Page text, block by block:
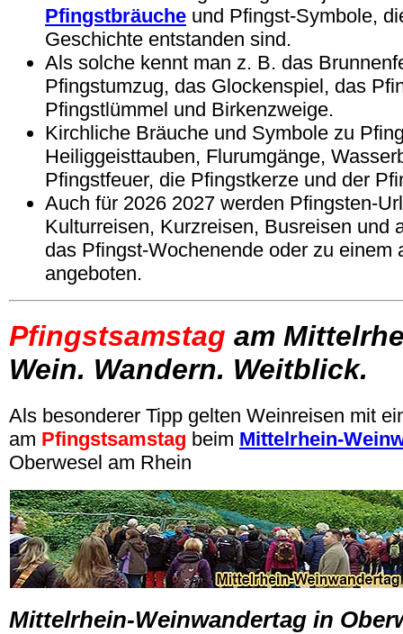
Pfingstbräuche und Pfingst-Symbole,
Geschichte entstanden sind.
Als solche kennt man z. B. das
Pfingstumzug, das Glockenspiel, das
Pfingstlümmel und Birkenzweige.
Kirchliche Bräuche und Symbole zu
Heiliggeisttauben, Flurumgänge,
Pfingstfeuer, die Pfingstkerze und der
Auch für 2026 2027 werden Pfingsten-
Kulturreisen, Kurzreisen, Busreisen und
das Pfingst-Wochenende oder zu einem
angeboten.
Pfingstsamstag am
Wein. Wandern. Weitblick.
Als besonderer Tipp gelten Weinreisen mit
am Pfingstsamstag beim Mittelrhein-
Oberwesel am Rhein
Mittelrhein-Weinwandertag in